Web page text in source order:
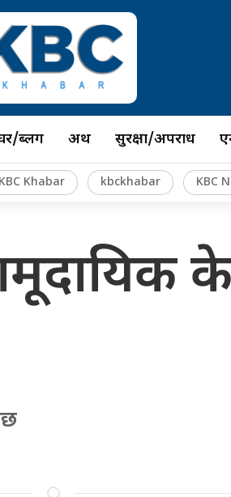
ब्लग अर्थ सुरक्षा/अपराध
KBC Khabar kbckhabar KBC